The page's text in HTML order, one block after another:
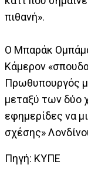
πιθανή».
Ο Μπαράκ
Κάμερον
Πρωθυπουργός
μεταξύ των δύο
εφημερίδες να
σχέσης»
Πηγή: KYΠΕ